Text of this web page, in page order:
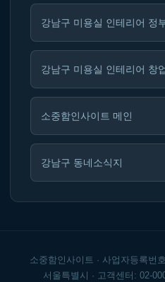
강남구 미용실 인테리어 정
강남구 미용실 인테리어 창
소중함인사이트 메인
강남구 동네소식지
소중함인사이트 · 사업자등록번
서울특별시 · 고객센터: 02-